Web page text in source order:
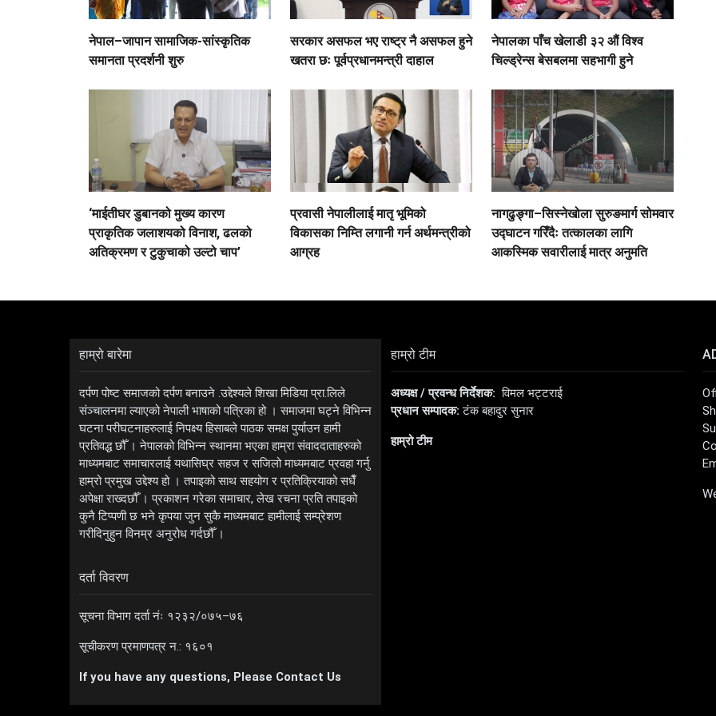
नेपाल–जापान सामाजिक-सांस्कृतिक
समानता प्रदर्शनी शुरु
सरकार असफल भए राष्ट्र नै असफल हुने
खतरा छः पूर्वप्रधानमन्त्री दाहाल
नेपालका पाँच खेलाडी ३२ औं विश्व
चिल्ड्रेन्स बेसबलमा सहभागी हुने
‘माईतीघर डुबानको मुख्य कारण
प्राकृतिक जलाशयको विनाश, ढलको
अतिक्रमण र टुकुचाको उल्टो चाप’
प्रवासी नेपालीलाई मातृ भूमिको
विकासका निम्ति लगानी गर्न अर्थमन्त्रीको
आग्रह
नागढुङ्गा–सिस्नेखोला सुरुङमार्ग सोमवार
उद्घाटन गरिँदैः तत्कालका लागि
आकस्मिक सवारीलाई मात्र अनुमति
हाम्रो बारेमा
दर्पण पोष्ट समाजको दर्पण बनाउने .उद्देश्यले शिखा मिडिया प्रा.लिले
संञ्चालनमा ल्याएको नेपाली भाषाको पत्रिका हो । समाजमा घट्ने विभिन्न
घटना परीघटनाहरुलाई निपक्ष्य हिसाबले पाठक समक्ष पुर्याउन हामी
प्रतिवद्ध छौँ । नेपालको विभिन्न स्थानमा भएका हाम्रा संवाददाताहरुको
माध्यमबाट समाचारलाई यथासिघ्र सहज र सजिलो माध्यमबाट प्रवहा गर्नु
हाम्रो प्रमुख उद्देश्य हो । तपाइको साथ सहयोग र प्रतिक्रियाको सधैँ
अपेक्षा राख्दछौँ । प्रकाशन गरेका समाचार, लेख रचना प्रति तपाइको
कुनै टिप्पणी छ भने कृपया जुन सुकै माध्यमबाट हामीलाई सम्प्रेशण
गरीदिनुहुन विनम्र अनुरोध गर्दछौँ ।
दर्ता विवरण
सूचना विभाग दर्ता नंः १२३२/०७५–७६
सूचीकरण प्रमाणपत्र न.: १६०१
If you have any questions, Please Contact Us
हाम्रो टीम
अध्यक्ष / प्रवन्ध निर्देशक:विमल भट्टराई
प्रधान सम्पादक:टंक बहादुर सुनार
हाम्रो टीम